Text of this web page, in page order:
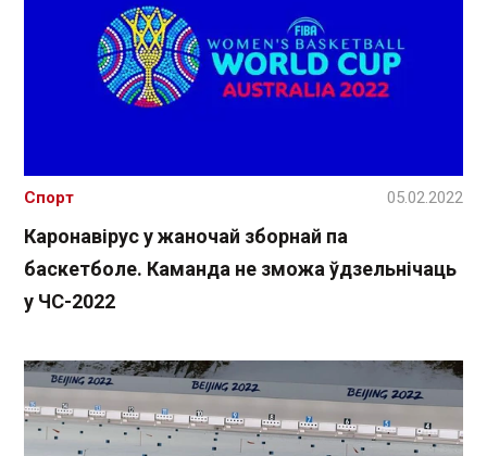
Каронавірус у жаночай зборнай па
баскетболе. Каманда не зможа ўдзельнічаць
у ЧС-2022
Спорт 05.02.2022